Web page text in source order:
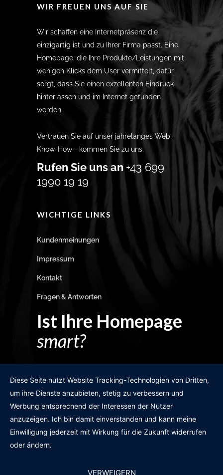
WIR FREUEN UNS AUF SIE
Wir schaffen eine Internetpräsenz die
einzigartig ist und zu Ihrer Firma passt. Eine
Homepage, die Ihre Produkte/Leistungen mit
wenigen Klicks dem User vermittelt, dafür
sorgt, dass Sie einen exzellenten Eindruck
hinterlassen und im Internet gefunden
werden.
Vertrauen Sie auf unser jahrelanges Web-
Know-How - kommen Sie zu uns.
Rufen Sie uns an +43 699
1990 19 19
WICHTIGE LINKS
Kundenmeinungen
Impressum
Kontakt
Fragen & Antworten
Ist Ihre Homepage
smart?
GRATIS WEBSITE-CHECK
Diese Seite nutzt Website Tracking-Technologien von Dritten,
um ihre Dienste anzubieten, stetig zu verbessern und
Werbung entsprechend der Interessen der Nutzer
anzuzeigen. Ich bin damit einverstanden und kann meine
Einwilligung jederzeit mit Wirkung für die Zukunft widerrufen
oder ändern.
VERWEIGERN